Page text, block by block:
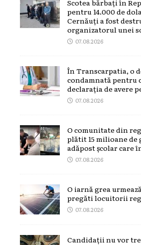
Scotea bărbați în
pentru 14.000 de
Cernăuți a fost
organizatorul unei
07.08.2026
În Transcarpatia, o
condamnată pentru
declarația de avere
07.08.2026
O comunitate din
plătit 15 milioane
adăpost școlar care
07.08.2026
O iarnă grea
pregăti locuitorii
07.08.2026
Candidații nu vor